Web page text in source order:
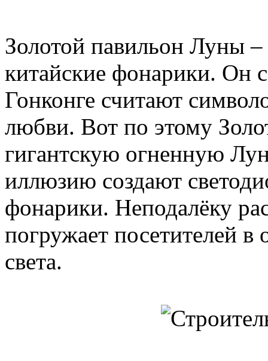
Золотой павильон Луны
китайские фонарики. Он
Гонконге считают
любви. Вот по этому
гигантскую огненную
иллюзию создают
фонарики. Неподалёку
погружает посетителей в
света.